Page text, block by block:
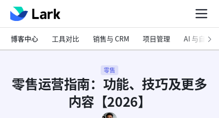
博客中心 工具对比 销售与 CRM 项目管理 AI 与自动化
零售
零售运营指南：功能、技巧及更多
内容【2026】